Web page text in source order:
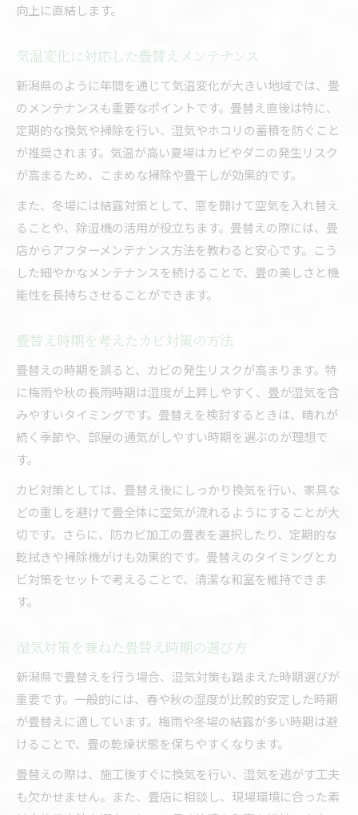
向上に直結します。
気温変化に対応した畳替えメンテナンス
新潟県のように年間を通じて気温変化が大きい地域では、畳
のメンテナンスも重要なポイントです。畳替え直後は特に、
定期的な換気や掃除を行い、湿気やホコリの蓄積を防ぐこと
が推奨されます。気温が高い夏場はカビやダニの発生リスク
が高まるため、こまめな掃除や畳干しが効果的です。
また、冬場には結露対策として、窓を開けて空気を入れ替え
ることや、除湿機の活用が役立ちます。畳替えの際には、畳
店からアフターメンテナンス方法を教わると安心です。こう
した細やかなメンテナンスを続けることで、畳の美しさと機
能性を長持ちさせることができます。
畳替え時期を考えたカビ対策の方法
畳替えの時期を誤ると、カビの発生リスクが高まります。特
に梅雨や秋の長雨時期は湿度が上昇しやすく、畳が湿気を含
みやすいタイミングです。畳替えを検討するときは、晴れが
続く季節や、部屋の通気がしやすい時期を選ぶのが理想で
す。
カビ対策としては、畳替え後にしっかり換気を行い、家具な
どの重しを避けて畳全体に空気が流れるようにすることが大
切です。さらに、防カビ加工の畳表を選択したり、定期的な
乾拭きや掃除機がけも効果的です。畳替えのタイミングとカ
ビ対策をセットで考えることで、清潔な和室を維持できま
す。
湿気対策を兼ねた畳替え時期の選び方
新潟県で畳替えを行う場合、湿気対策も踏まえた時期選びが
重要です。一般的には、春や秋の湿度が比較的安定した時期
が畳替えに適しています。梅雨や冬場の結露が多い時期は避
けることで、畳の乾燥状態を保ちやすくなります。
畳替えの際は、施工後すぐに換気を行い、湿気を逃がす工夫
も欠かせません。また、畳店に相談し、現場環境に合った素